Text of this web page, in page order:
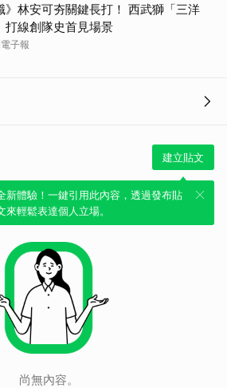
》林安可夯關鍵長打！ 西武獅「三洋
打線創隊史首見場景
子報
建立貼文
新體驗！一鍵引用此內容，透過發布貼
來輕鬆表達個人立場。
尚無內容。